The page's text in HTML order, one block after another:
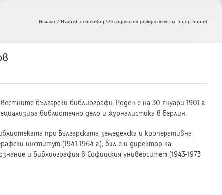
Начало Изложба по повод 120 години от рождението на Тодор Боров
български библиографи. Роден е на 30 януари 1901 г.
библиотечно дело и журналистика в Берлин.
при Българската земеделска и кооперативна
институт (1941-1964 г.), бил е и директор на
и библиография в Софийския университет (1943-1973